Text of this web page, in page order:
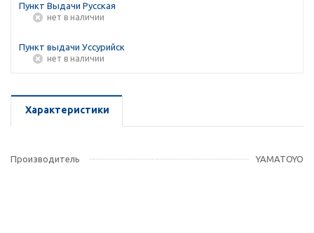
Пункт Выдачи Русская
Нет в наличии
Пункт выдачи Уссурийск
Нет в наличии
Характеристики
Производитель YAMATOYO